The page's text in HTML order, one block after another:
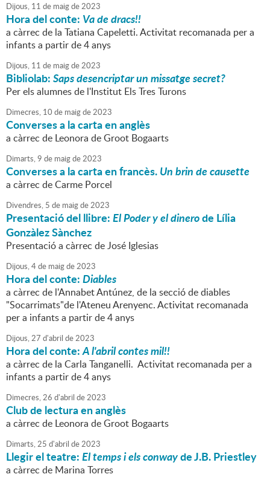
Dijous, 11 de maigde2023
Hora del conte: Va de dracs!!
a càrrec de la Tatiana Capeletti. Activitat recomanada per a
infants a partir de 4 anys
Dijous, 11 de maigde2023
Bibliolab:Saps desencriptar un missatge secret?
Per els alumnes de l'Institut Els Tres Turons
Dimecres, 10 de maigde2023
Converses a la carta en anglès
a càrrec de Leonora de Groot Bogaarts
Dimarts,9 de maigde2023
Converses a la carta en francès.Un brin de causette
a càrrec de Carme Porcel
Divendres, 5 de maigde2023
Presentació del llibre:El Poder y el dinerode Lília
Gonzàlez Sànchez
Presentació a càrrec de José Iglesias
Dijous,4de maigde2023
Hora del conte:Diables
a càrrec de l'Annabet Antúnez, de la secció de diables
"Socarrimats"de l'Ateneu Arenyenc. Activitat recomanada
per a infants a partir de 4 anys
Dijous,27 d'abril de2023
Hora del conte:A l'abril contes mil!!
a càrrec de la Carla Tanganelli. Activitat recomanada per a
infants a partir de 4 anys
Dimecres,26 d'abril de2023
Club de lectura en anglès
a càrrec de Leonora de Groot Bogaarts
Dimarts,25 d'abril de2023
Llegir el teatre:El temps i els conwayde J.B. Priestley
a càrrec de Marina Torres